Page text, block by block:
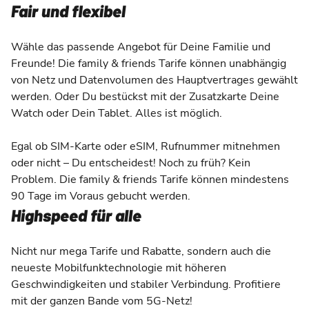
Fair und flexibel
Wähle das passende Angebot für Deine Familie und
Freunde! Die family & friends Tarife können unabhängig
von Netz und Datenvolumen des Hauptvertrages gewählt
werden. Oder Du bestückst mit der Zusatzkarte Deine
Watch oder Dein Tablet. Alles ist möglich.
Egal ob SIM-Karte oder eSIM, Rufnummer mitnehmen
oder nicht – Du entscheidest! Noch zu früh? Kein
Problem. Die family & friends Tarife können mindestens
90 Tage im Voraus gebucht werden.
Highspeed für alle
Nicht nur mega Tarife und Rabatte, sondern auch die
neueste Mobilfunktechnologie mit höheren
Geschwindigkeiten und stabiler Verbindung. Profitiere
mit der ganzen Bande vom 5G-Netz!